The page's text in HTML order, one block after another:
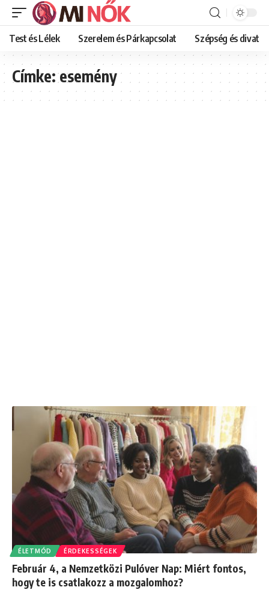
Test és Lélek Szerelem és Párkapcsolat Szépség és divat
Címke:esemény
ÉLETMÓD ÉRDEKESSÉGEK
Február 4, a Nemzetközi Pulóver Nap: Miért fontos,
hogy te is csatlakozz a mozgalomhoz?